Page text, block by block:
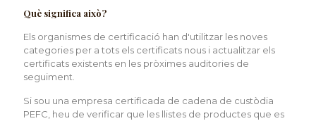
Què significa això?
Els organismes de certificació han d'utilitzar les noves
categories per a tots els certificats nous i actualitzar els
certificats existents en les pròximes auditories de
seguiment.
Si sou una empresa certificada de cadena de custòdia
PEFC, heu de verificar que les llistes de productes que es